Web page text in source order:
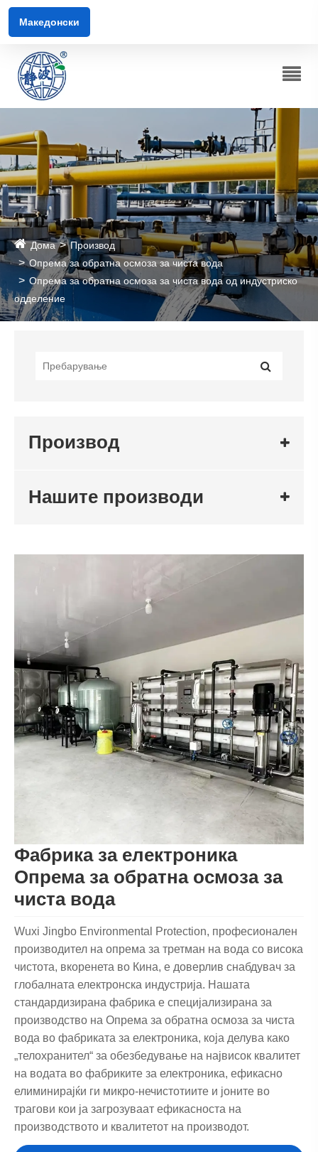
Македонски
Дома
Производ
Опрема за обратна осмоза за чиста вода
Опрема за обратна осмоза за чиста вода од индустриско
одделение
Производ
Нашите производи
Фабрика за електроника
Опрема за обратна осмоза за
чиста вода
Wuxi Jingbo Environmental Protection, професионален
производител на опрема за третман на вода со висока
чистота, вкоренета во Кина, е доверлив снабдувач за
глобалната електронска индустрија. Нашата
стандардизирана фабрика е специјализирана за
производство на Опрема за обратна осмоза за чиста
вода во фабриката за електроника, која делува како
„телохранител“ за обезбедување на највисок квалитет
на водата во фабриките за електроника, ефикасно
елиминирајќи ги микро-нечистотиите и јоните во
трагови кои ја загрозуваат ефикасноста на
производството и квалитетот на производот.